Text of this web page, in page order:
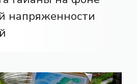
напряженности